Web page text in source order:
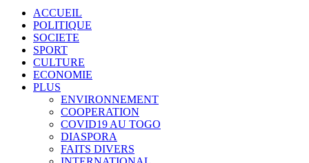
ACCUEIL
POLITIQUE
SOCIETE
SPORT
CULTURE
ECONOMIE
PLUS
ENVIRONNEMENT
COOPERATION
COVID19 AU TOGO
DIASPORA
FAITS DIVERS